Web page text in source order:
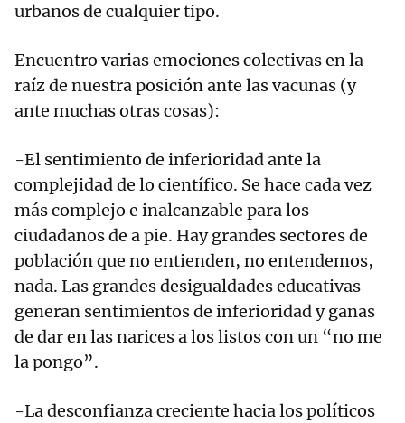
urbanos de cualquier tipo.
Encuentro varias emociones colectivas en la
raíz de nuestra posición ante las vacunas (y
ante muchas otras cosas):
-El sentimiento de inferioridad ante la
complejidad de lo científico. Se hace cada vez
más complejo e inalcanzable para los
ciudadanos de a pie. Hay grandes sectores de
población que no entienden, no entendemos,
nada. Las grandes desigualdades educativas
generan sentimientos de inferioridad y ganas
de dar en las narices a los listos con un “no me
la pongo”.
-La desconfianza creciente hacia los políticos